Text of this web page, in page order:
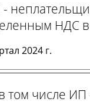
НДС в
2024 г.
том числе